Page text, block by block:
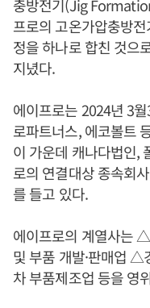
충방전기(Jig
프로의 고온가압충방
정을 하나로 합친 것으
지녔다.
에이프로는 2024년 3
로파트너스, 에코볼트
이 가운데 캐나다법인,
로의 연결대상 종속회
를 들고 있다.
에이프로의 계열사는
및 부품 개발·판매업
차 부품제조업 등을 영